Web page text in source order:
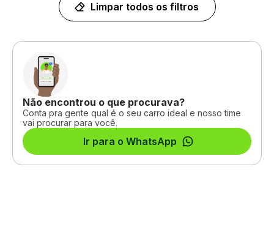
Limpar todos os filtros
Não encontrou o que procurava?
Conta pra gente qual é o seu carro ideal e nosso time
vai procurar para você.
Ir para o WhatsApp